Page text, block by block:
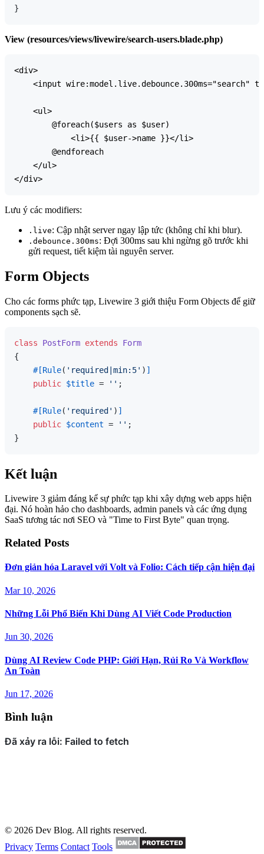
View (resources/views/livewire/search-users.blade.php)
<div>
<input wire:model.live.debounce.300ms="search"
    <ul>
        @foreach($users as $user)
            <li>{{ $user->name }}</li>
        @endforeach
    </ul>
Lưu ý các modifiers:
.live: Cập nhật server ngay lập tức (không chỉ khi blur).
.debounce.300ms: Đợi 300ms sau khi ngừng gõ trước khi
gửi request, tiết kiệm tài nguyên server.
Form Objects
Cho các forms phức tạp, Livewire 3 giới thiệu Form Objects để giữ
components sạch sẽ.
class PostForm extends
Form
{
#[Rule( 'required|min:5' ) ]
public $title = '' ;
#[Rule( 'required' ) ]
public $content = '' ;
Kết luận
Livewire 3 giảm đáng kể sự phức tạp khi xây dựng web apps hiện
đại. Nó hoàn hảo cho dashboards, admin panels và các ứng dụng
SaaS tương tác nơi SEO và "Time to First Byte" quan trọng.
Related Posts
Đơn giản hóa Laravel với Volt và Folio: Cách tiếp cận hiện đại
Mar 10, 2026
Những Lỗi Phổ Biến Khi Dùng AI Viết Code Production
Jun 30, 2026
Dùng AI Review Code PHP: Giới Hạn, Rủi Ro Và Workflow
An Toàn
Jun 17, 2026
Bình luận
© 2026 Dev Blog. All rights reserved.
Privacy Terms Contact Tools